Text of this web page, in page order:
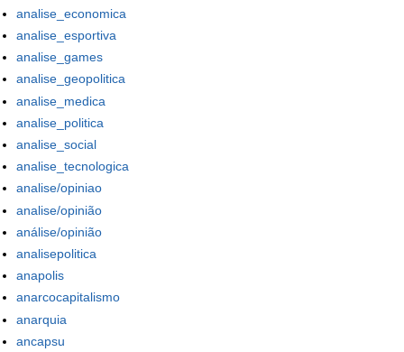
analise_economica
analise_esportiva
analise_games
analise_geopolitica
analise_medica
analise_politica
analise_social
analise_tecnologica
analise/opiniao
analise/opinião
análise/opinião
analisepolitica
anapolis
anarcocapitalismo
anarquia
ancapsu